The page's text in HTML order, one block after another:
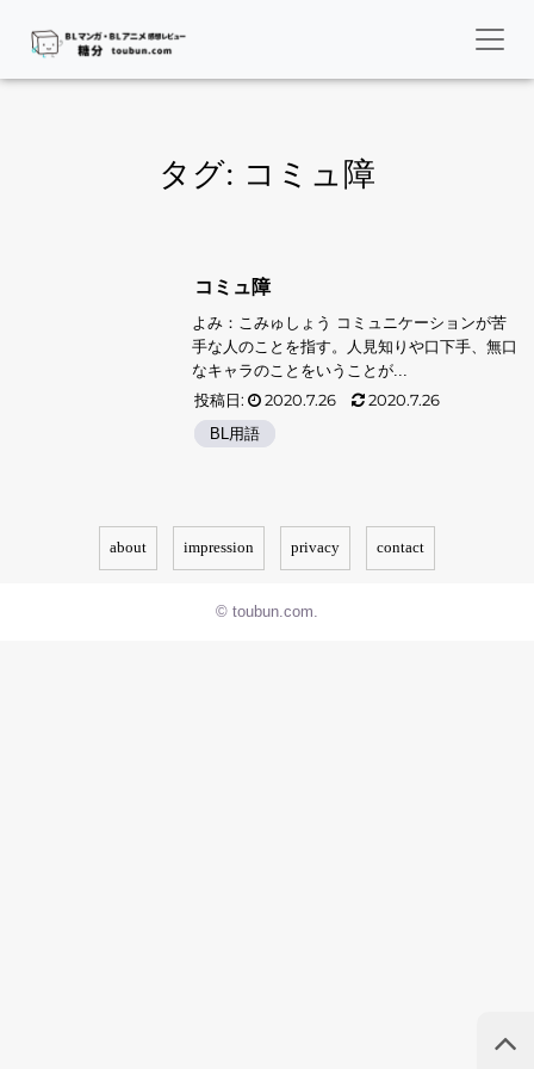
タグ: コミュ障
コミュ障
よみ：こみゅしょう コミュニケーションが苦
手な人のことを指す。人見知りや口下手、無口
なキャラのことをいうことが...
投稿日:
2020.7.26
2020.7.26
BL用語
about impression privacy contact
© toubun.com.